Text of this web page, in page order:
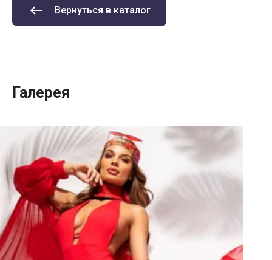
Вернуться в каталог
Галерея